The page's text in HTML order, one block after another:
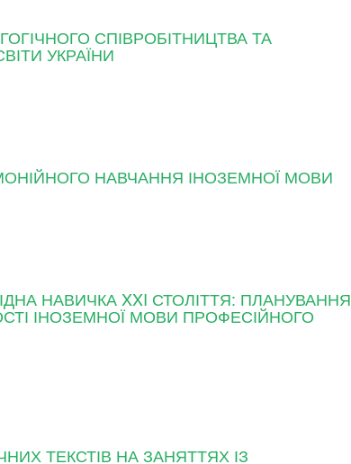
СПІВРОБІТНИЦТВА ТА
УКРАЇНИ
НАВЧАННЯ ІНОЗЕМНОЇ МОВИ
НАВИЧКА XXI СТОЛІТТЯ: ПЛАНУВАННЯ
ІНОЗЕМНОЇ МОВИ ПРОФЕСІЙНОГО
ТЕКСТІВ НА ЗАНЯТТЯХ ІЗ